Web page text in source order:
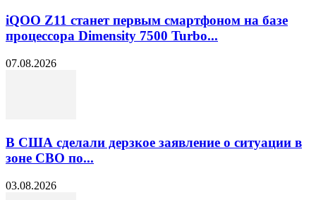
iQOO Z11 станет первым смартфоном на базе
процессора Dimensity 7500 Turbo...
07.08.2026
В США сделали дерзкое заявление о ситуации в
зоне СВО по...
03.08.2026